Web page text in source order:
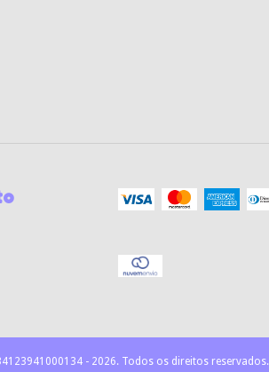
- 2026. Todos os direitos reservados.